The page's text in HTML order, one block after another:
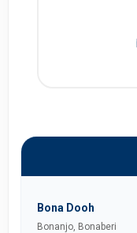
Bona Dooh
Bonanjo, Bonaberi